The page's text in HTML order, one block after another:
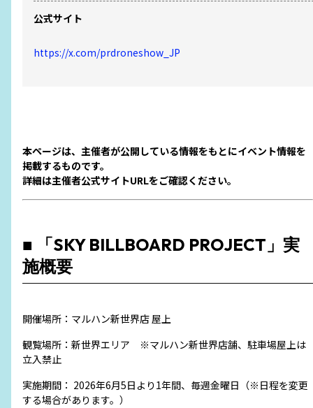
公式サイト
https://x.com/prdroneshow_JP
本ページは、主催者が公開している情報をもとにイベント情報を
掲載するものです。
詳細は主催者公式サイトURLをご確認ください。
■ 「SKY BILLBOARD PROJECT」実
施概要
開催場所：マルハン新世界店 屋上
観覧場所：新世界エリア ※マルハン新世界店舗、駐車場屋上は
立入禁止
実施期間： 2026年6月5日より1年間、毎週金曜日（※日程を変更
する場合があります。）